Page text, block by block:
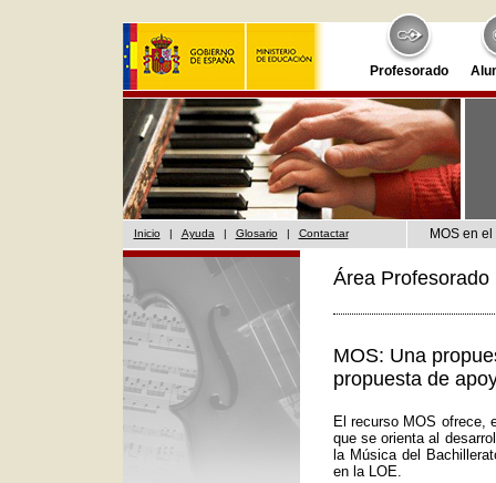
Profesorado
Inicio | Ayuda | Glosario | Contactar MOS en
Área
MOS: Una
propuesta de
El recurso MOS ofrece,
que se orienta al
la Música del
en la LOE.